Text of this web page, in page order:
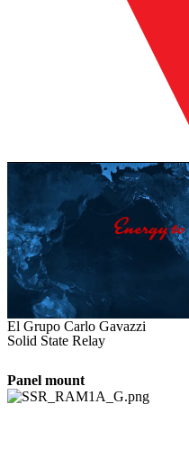
El Grupo Carlo Gavazzi
Solid State Relay
Panel mount